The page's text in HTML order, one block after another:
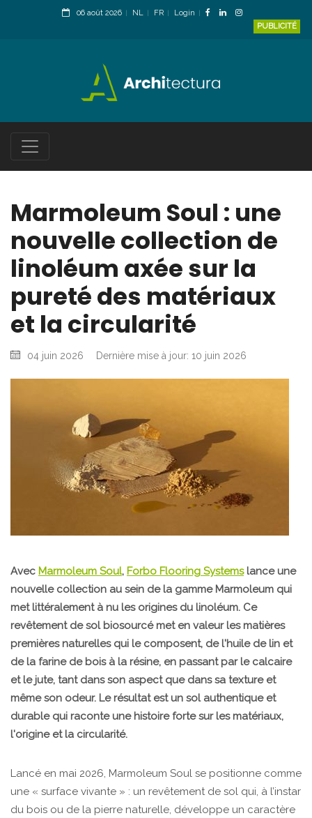
06 août 2026 NL FR
Login
PUBLICITÉ
Marmoleum Soul : une
nouvelle collection de
linoléum axée sur la
pureté des matériaux
et la circularité
04 juin 2026 Dernière mise à jour: 10 juin 2026
Avec Marmoleum Soul, Forbo Flooring Systemslance une
nouvelle collection au sein de la gamme Marmoleum qui
met littéralement à nu les origines du linoléum. Ce
revêtement de sol biosourcé met en valeur les matières
premières naturelles qui le composent, de l'huile de lin et
de la farine de bois à la résine, en passant par le calcaire
et le jute, tant dans son aspect que dans sa texture et
même son odeur. Le résultat est un sol authentique et
durable qui raconte une histoire forte sur les matériaux,
l'origine et la circularité.
Lancé en mai 2026, Marmoleum Soul se positionne comme
une « surface vivante » : un revêtement de sol qui, à l’instar
du bois ou de la pierre naturelle, développe un caractère